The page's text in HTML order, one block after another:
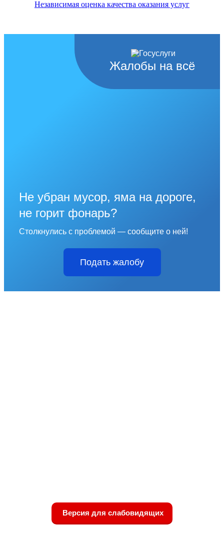
Независимая оценка качества оказания услуг
Жалобы на всё
Не убран мусор, яма на дороге,
не горит фонарь?
Столкнулись с проблемой — сообщите о ней!
Подать жалобу
Версия для слабовидящих